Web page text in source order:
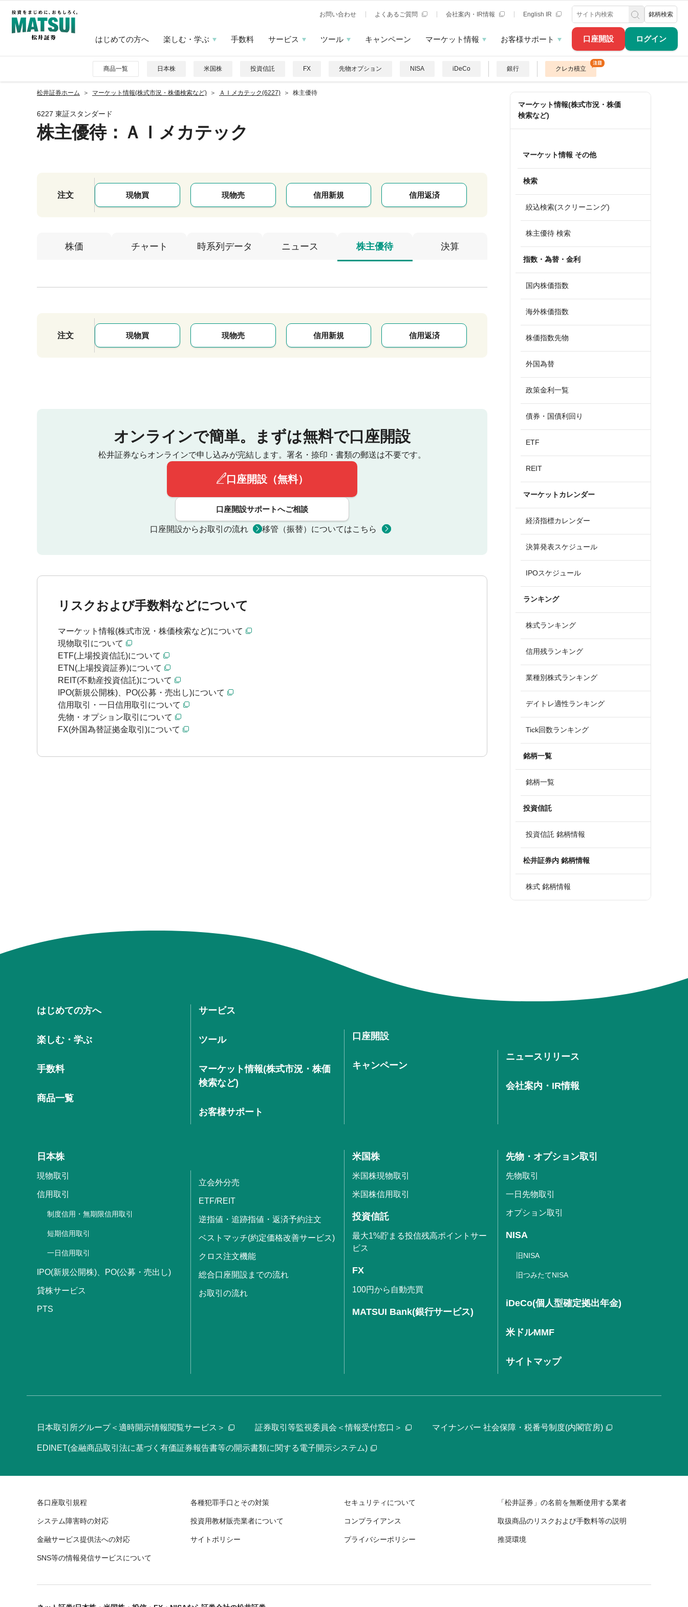
口座開設 ログイン
お問い合わせ よくあるご質問 会社案内・IR情報 English IR 銘柄検索
はじめての方へ 楽しむ・学ぶ 手数料 サービス ツール キャンペーン マーケット情報 お客様サポート
商品一覧 日本株 米国株 投資信託 FX 先物オプション NISA iDeCo 銀行 クレカ積立
松井証券ホーム マーケット情報(株式市況・株価検索など) ＡＩメカテック(6227) 株主優待
6227 東証スタンダード
株主優待：ＡＩメカテック
注文 現物買 現物売 信用新規 信用返済
株価 チャート 時系列データ ニュース 株主優待 決算
注文 現物買 現物売 信用新規 信用返済
オンラインで簡単。 まずは無料で口座開設
松井証券ならオンラインで申し込みが完結します。 署名・捺印・書類の郵送は不要です。
口座開設（無料）
口座開設サポートへご相談
口座開設からお取引の流れ 移管（振替）についてはこちら
リスクおよび手数料などについて
マーケット情報(株式市況・株価検索など)について
現物取引について
ETF(上場投資信託)について
ETN(上場投資証券)について
REIT(不動産投資信託)について
IPO(新規公開株)、PO(公募・売出し)について
信用取引・一日信用取引について
先物・オプション取引について
FX(外国為替証拠金取引)について
マーケット情報(株式市況・株価
検索など)
マーケット情報 その他
検索
絞込検索(スクリーニング)
株主優待 検索
指数・為替・金利
国内株価指数
海外株価指数
株価指数先物
外国為替
政策金利一覧
債券・国債利回り
ETF
REIT
マーケットカレンダー
経済指標カレンダー
決算発表スケジュール
IPOスケジュール
ランキング
株式ランキング
信用残ランキング
業種別株式ランキング
デイトレ適性ランキング
Tick回数ランキング
銘柄一覧
銘柄一覧
投資信託
投資信託 銘柄情報
松井証券内 銘柄情報
株式 銘柄情報
はじめての方へ
楽しむ・学ぶ
手数料
商品一覧
サービス
ツール
マーケット情報(株式市況・株価
検索など)
お客様サポート
口座開設
キャンペーン
ニュースリリース
会社案内・IR情報
日本株
現物取引
信用取引
制度信用・無期限信用取引
短期信用取引
一日信用取引
IPO(新規公開株)、PO(公募・売出し)
貸株サービス
PTS
立会外分売
ETF/REIT
逆指値・追跡指値・返済予約注文
ベストマッチ(約定価格改善サービス)
クロス注文機能
総合口座開設までの流れ
お取引の流れ
米国株
米国株現物取引
米国株信用取引
投資信託
最大1%貯まる投信残高ポイントサー
ビス
FX
100円から自動売買
MATSUI Bank(銀行サービス)
先物・オプション取引
先物取引
一日先物取引
オプション取引
NISA
旧NISA
旧つみたてNISA
iDeCo(個人型確定拠出年金)
米ドルMMF
サイトマップ
日本取引所グループ＜適時開示情報閲覧サービス＞ 証券取引等監視委員会＜情報受付窓口＞ マイナンバー 社会保障・税番号制度(内閣官房)
EDINET(金融商品取引法に基づく有価証券報告書等の開示書類に関する電子開示システム)
各口座取引規程 各種犯罪手口とその対策 セキュリティについて 「松井証券」の名前を無断使用する業者
システム障害時の対応 投資用教材販売業者について コンプライアンス 取扱商品のリスクおよび手数料等の説明
金融サービス提供法への対応 サイトポリシー プライバシーポリシー 推奨環境
SNS等の情報発信サービスについて